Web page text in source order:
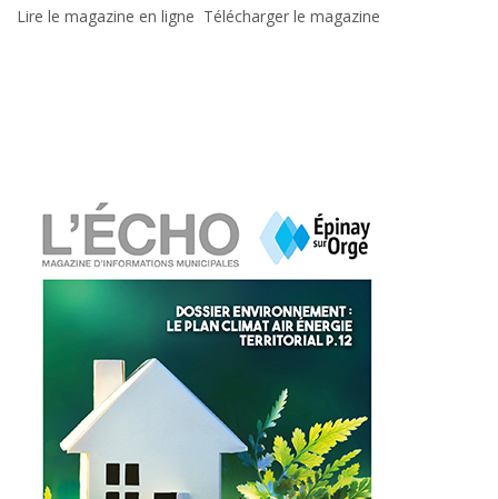
Lire le magazine en ligne Télécharger le magazine